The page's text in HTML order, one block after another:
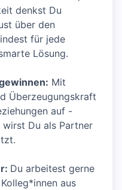
denkst Du
über den
für jede
Lösung.
Mit
Überzeugungskraft
auf -
Du als Partner
Du arbeitest gerne
aus